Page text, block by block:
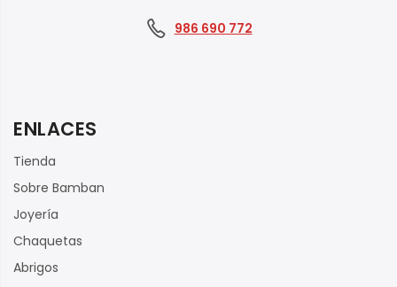
986 690 772
ENLACES
Tienda
Sobre Bamban
Joyería
Chaquetas
Abrigos